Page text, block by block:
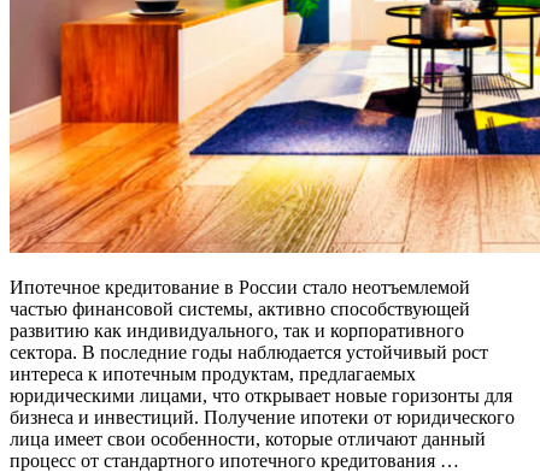
Ипотечное кредитование в России стало неотъемлемой
частью финансовой системы, активно способствующей
развитию как индивидуального, так и корпоративного
сектора. В последние годы наблюдается устойчивый рост
интереса к ипотечным продуктам, предлагаемых
юридическими лицами, что открывает новые горизонты для
бизнеса и инвестиций. Получение ипотеки от юридического
лица имеет свои особенности, которые отличают данный
процесс от стандартного ипотечного кредитования …